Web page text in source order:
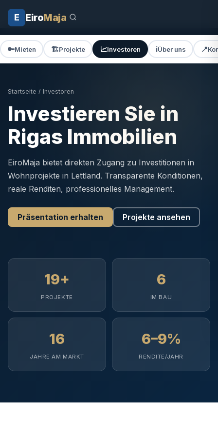
E EiroMaja
🔑Mieten 🏗️Projekte 📈Investoren ℹ️Über uns 📍
Startseite / Investoren
Investieren Sie in
Rigas Immobilien
EiroMaja bietet direkten Zugang zu Investitionen in
Wohnprojekte in Lettland. Transparente Konditionen,
reale Renditen, professionelles Management.
Präsentation erhalten Projekte ansehen
19+
PROJEKTE
6
IM BAU
16
JAHRE AM MARKT
6–9%
RENDITE/JAHR